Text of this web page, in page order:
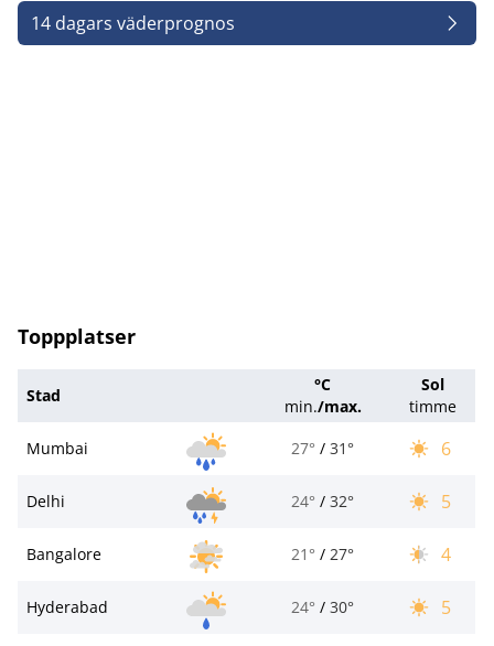
14 dagars väderprognos
Toppplatser
Stad
°C
min./max.
Sol
timme
Mumbai
27° / 31° 6
Delhi 24° / 32° 5
Bangalore 21° / 27° 4
Hyderabad 24° / 30° 5